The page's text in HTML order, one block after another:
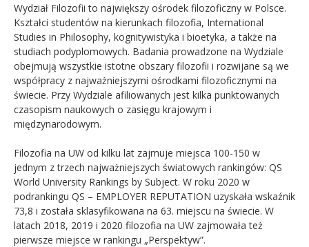
Wydział Filozofii to największy ośrodek filozoficzny w Polsce.
Kształci studentów na kierunkach filozofia, International
Studies in Philosophy, kognitywistyka i bioetyka, a także na
studiach podyplomowych. Badania prowadzone na Wydziale
obejmują wszystkie istotne obszary filozofii i rozwijane są we
współpracy z najważniejszymi ośrodkami filozoficznymi na
świecie. Przy Wydziale afiliowanych jest kilka punktowanych
czasopism naukowych o zasięgu krajowym i
międzynarodowym.
Filozofia na UW od kilku lat zajmuje miejsca 100-150 w
jednym z trzech najważniejszych światowych rankingów: QS
World University Rankings by Subject. W roku 2020 w
podrankingu QS – EMPLOYER REPUTATION uzyskała wskaźnik
73,8 i została sklasyfikowana na 63. miejscu na świecie. W
latach 2018, 2019 i 2020 filozofia na UW zajmowała też
pierwsze miejsce w rankingu „Perspektyw”.